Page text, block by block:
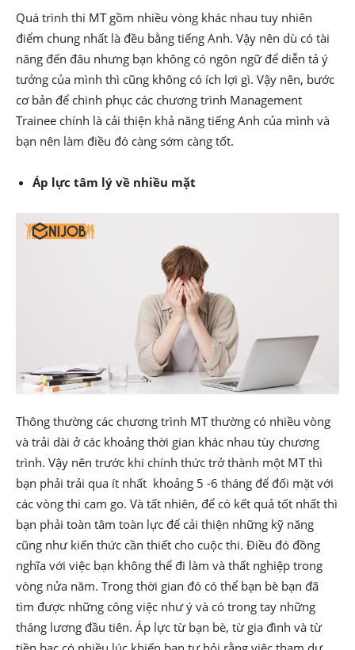
Quá trình thi MT gồm nhiều vòng khác nhau tuy nhiên
điểm chung nhất là đều bằng tiếng Anh. Vậy nên dù có tài
năng đến đâu nhưng bạn không có ngôn ngữ để diễn tả ý
tưởng của mình thì cũng không có ích lợi gì. Vậy nên, bước
cơ bản để chinh phục các chương trình Management
Trainee chính là cải thiện khả năng tiếng Anh của mình và
bạn nên làm điều đó càng sớm càng tốt.
Áp lực tâm lý về nhiều mặt
Thông thường các chương trình MT thường có nhiều vòng
và trải dài ở các khoảng thời gian khác nhau tùy chương
trình. Vậy nên trước khi chính thức trở thành một MT thì
bạn phải trải qua ít nhất khoảng 5 -6 tháng để đối mặt với
các vòng thi cam go. Và tất nhiên, để có kết quả tốt nhất thì
bạn phải toàn tâm toàn lực để cải thiện những kỹ năng
cũng như kiến thức cần thiết cho cuộc thi. Điều đó đồng
nghĩa với việc bạn không thể đi làm và thất nghiệp trong
vòng nửa năm. Trong thời gian đó có thể bạn bè bạn đã
tìm được những công việc như ý và có trong tay những
tháng lương đầu tiên. Áp lực từ bạn bè, từ gia đình và từ